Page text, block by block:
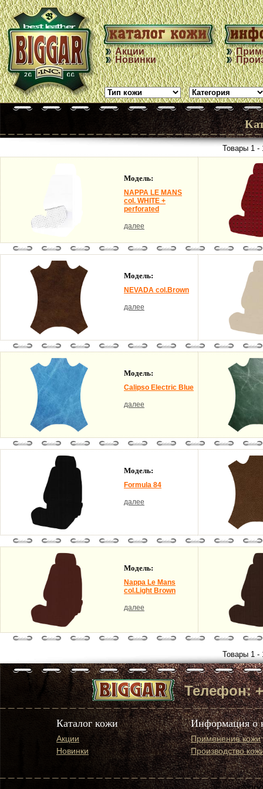
Акции
Новинки
Товары 1 -
Модель:
NAPPA LE MANS
col. WHITE +
perforated
далее
Модель:
NEVADA col.Brown
далее
Модель:
Calipso Electric Blue
далее
Модель:
Formula 84
далее
Модель:
Nappa Le Mans
col.Light Brown
далее
Товары 1 -
Телефон:
Каталог кожи
Акции
Новинки
Информация о
Применение кожи
Производство